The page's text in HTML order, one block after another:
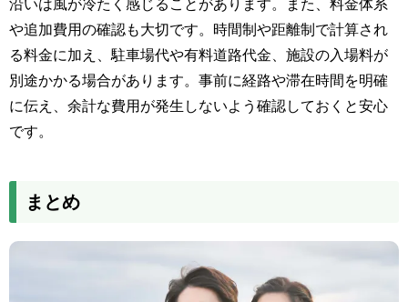
沿いは風が冷たく感じることがあります。また、料金体系
や追加費用の確認も大切です。時間制や距離制で計算され
る料金に加え、駐車場代や有料道路代金、施設の入場料が
別途かかる場合があります。事前に経路や滞在時間を明確
に伝え、余計な費用が発生しないよう確認しておくと安心
です。
まとめ